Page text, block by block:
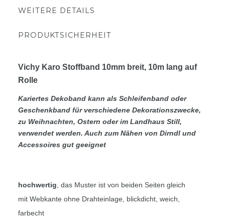
WEITERE DETAILS
PRODUKTSICHERHEIT
Vichy Karo Stoffband 10mm breit, 10m lang auf
Rolle
Kariertes Dekoband kann als Schleifenband oder
Geschenkband für verschiedene Dekorationszwecke,
zu Weihnachten, Ostern oder im Landhaus Still,
verwendet werden. Auch zum Nähen von Dirndl und
Accessoires gut geeignet
hochwertig, das Muster ist von beiden Seiten gleich
mit Webkante ohne Drahteinlage, blickdicht, weich,
farbecht